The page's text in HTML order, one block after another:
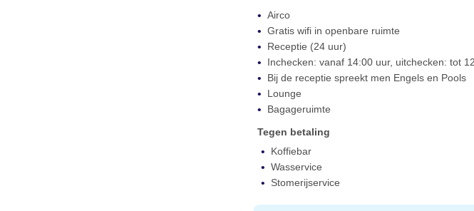
Airco
Gratis wifi in openbare ruimte
Receptie (24 uur)
Inchecken: vanaf 14:00 uur, uitchecken: tot
Bij de receptie spreekt men Engels en Pools
Lounge
Bagageruimte
Tegen betaling
Koffiebar
Wasservice
Stomerijservice